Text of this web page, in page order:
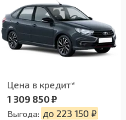
Цена в кредит*
1 309 850 ₽
Выгода: до 223 150 ₽